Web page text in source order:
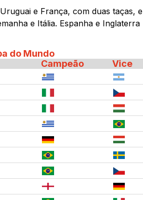
e França, com duas taças, e
e Itália. Espanha e Inglaterra
do Mundo
Campeão Vice